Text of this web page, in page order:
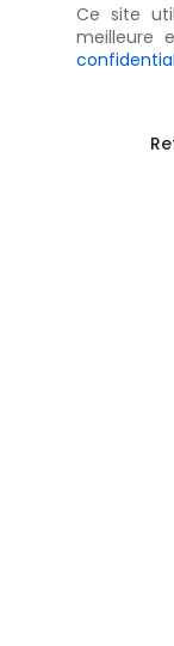
Ce site
meilleure